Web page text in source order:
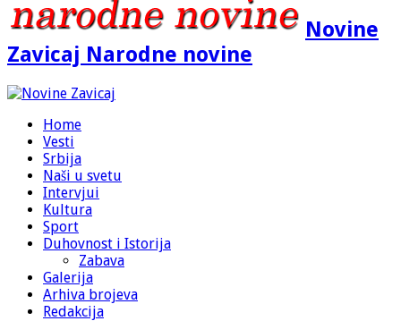
Novine
Zavicaj Narodne novine
Home
Vesti
Srbija
Naši u svetu
Intervjui
Kultura
Sport
Duhovnost i Istorija
Zabava
Galerija
Arhiva brojeva
Redakcija